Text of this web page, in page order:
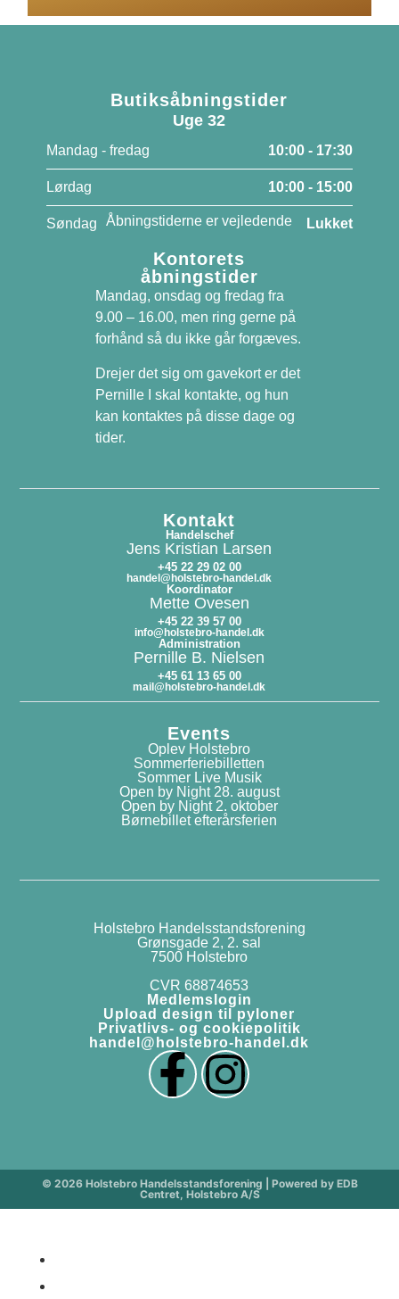
Holstebro Handelsstandsforening
Grønsgade 2, 2. sal
7500 Holstebro
CVR 68874653
Medlemslogin
Upload design til pyloner
Privatlivs- og cookiepolitik
handel@holstebro-handel.dk
Butiksåbningstider
Uge 32
Mandag - fredag 10:00 - 17:30
Lørdag 10:00 - 15:00
Søndag Lukket
Åbningstiderne er vejledende
Kontorets
åbningstider
Mandag, onsdag og fredag fra
9.00 – 16.00, men ring gerne på
forhånd så du ikke går forgæves.
Drejer det sig om gavekort er det
Pernille I skal kontakte, og hun
kan kontaktes på disse dage og
tider.
Kontakt
Handelschef
Jens Kristian Larsen
+45 22 29 02 00
handel@holstebro-handel.dk
Koordinator
Mette Ovesen
+45 22 39 57 00
info@holstebro-handel.dk
Administration
Pernille B. Nielsen
+45 61 13 65 00
mail@holstebro-handel.dk
Events
Oplev Holstebro
Sommerferiebilletten
Sommer Live Musik
Open by Night 28. august
Open by Night 2. oktober
Børnebillet efterårsferien
© 2026 Holstebro Handelsstandsforening | Powered by EDB
Centret, Holstebro A/S